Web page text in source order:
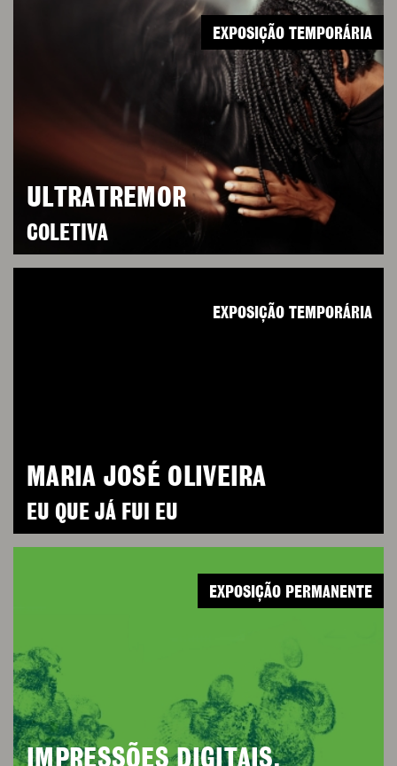
ULTRATREMOR
COLETIVA
EXPOSIÇÃO TEMPORÁRIA
MARIA JOSÉ OLIVEIRA
EU QUE JÁ FUI EU
EXPOSIÇÃO TEMPORÁRIA
IMPRESSÕES DIGITAIS.
EXPOSIÇÃO PERMANENTE